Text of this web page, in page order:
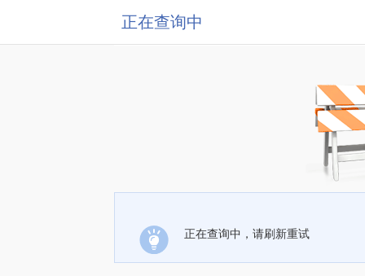
正在查询中
正在查询中，请刷新重试